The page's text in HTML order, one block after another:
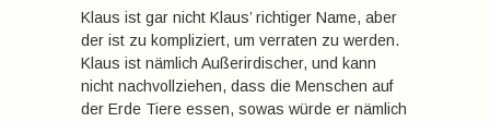
Klaus ist gar nicht Klaus’ richtiger Name, aber
der ist zu kompliziert, um verraten zu werden.
Klaus ist nämlich Außerirdischer, und kann
nicht nachvollziehen, dass die Menschen auf
der Erde Tiere essen, sowas würde er nämlich